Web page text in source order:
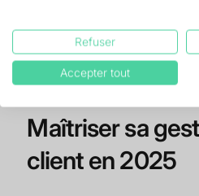
créances et l’absence
automatique
évitables.
Maîtriser sa
client en 2025
Refuser
Accepter tout